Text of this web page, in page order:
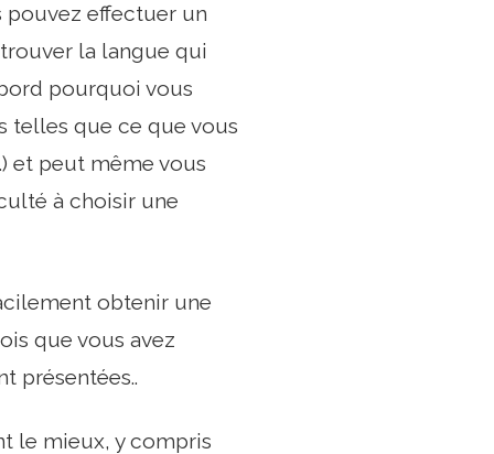
effectuer un
la langue qui
pourquoi vous
telles que ce que vous
et peut même vous
à choisir une
obtenir une
que vous avez
présentées..
le mieux, y compris